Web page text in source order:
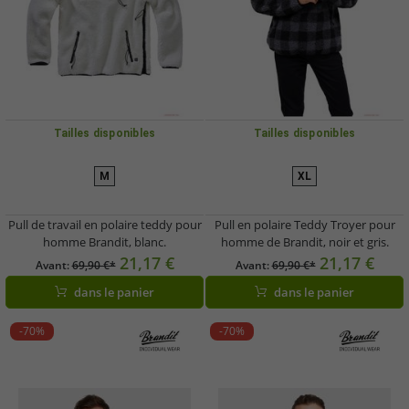
Tailles disponibles
M
Pull de travail en polaire teddy pour
homme Brandit, blanc.
Avant:69,90 €* 21,17 €
dans le panier
Tailles disponibles
XL
Pull en polaire Teddy Troyer pour
homme de Brandit, noir et gris.
Avant:69,90 €* 21,17 €
dans le panier
-70% -70%